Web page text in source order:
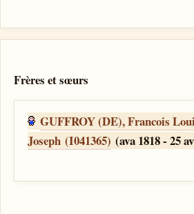
Frères et sœurs
GUFFROY (DE), Francois
Joseph (I041365) (ava 1818 - 25